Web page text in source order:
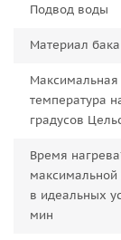
Подвод воды
Материал бака
Максимальная
температура
градусов
Время
в идеальных
мин